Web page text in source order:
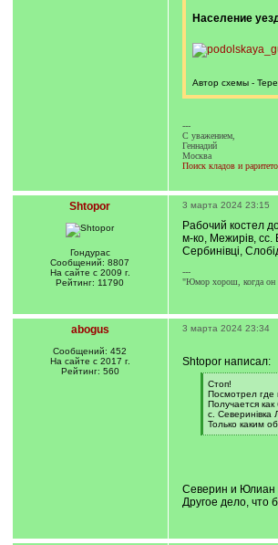
Население
Автор схемы -
---
C уважением,
Геннадий
Москва
Поиск кладов и
Shtopor
Гондурас
Сообщений: 8807
На сайте с 2009 г.
Рейтинг: 11790
3 марта 2024 23:15
Рабочий костел
м-ко, Межирів, сс.
Сербинівці,
---
"Юмор хорош, когда он к
abogus
Сообщений: 452
На сайте с 2017 г.
Рейтинг: 560
3 марта 2024 23:34
Shtopor написал:
[
q
]
Стоп!
Посмотрел где
Получается
с. Северинівка
Только каким
[
Северин и Юлиан
Другое дело, что